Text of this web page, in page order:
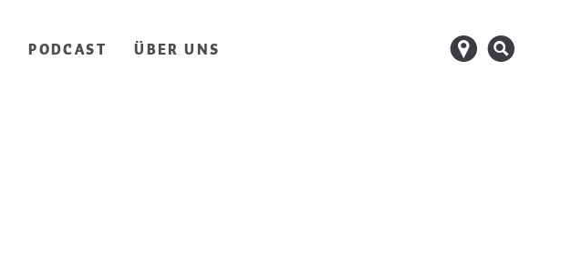
PODCAST ÜBER UNS d s